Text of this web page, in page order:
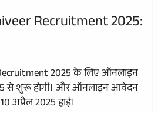
Recruitment 2025:
2025 के लिए ऑनलाइन
से शुरू होगी। और ऑनलाइन आवेदन
अप्रैल 2025 हाई।